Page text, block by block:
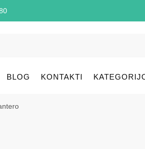
BLOG KONTAKTI